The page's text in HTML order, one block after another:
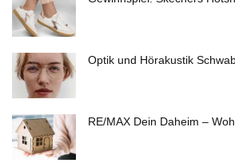
Optik und Hörakustik
RE/MAX Dein Daheim –